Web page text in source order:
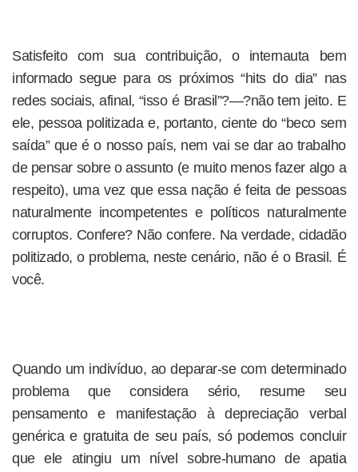
Satisfeito com sua contribuição, o internauta bem
informado segue para os próximos “hits do dia” nas
redes sociais, afinal, “isso é Brasil”?—?não tem jeito. E
ele, pessoa politizada e, portanto, ciente do “beco sem
saída” que é o nosso país, nem vai se dar ao trabalho
de pensar sobre o assunto (e muito menos fazer algo a
respeito), uma vez que essa nação é feita de pessoas
naturalmente incompetentes e políticos naturalmente
corruptos. Confere? Não confere. Na verdade, cidadão
politizado, o problema, neste cenário, não é o Brasil. É
você.
Quando um indivíduo, ao deparar-se com determinado
problema que considera sério, resume seu
pensamento e manifestação à depreciação verbal
genérica e gratuita de seu país, só podemos concluir
que ele atingiu um nível sobre-humano de apatia